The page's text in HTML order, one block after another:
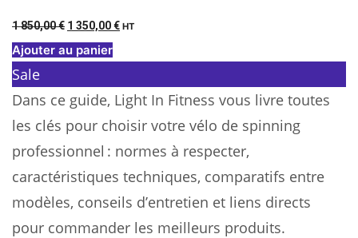
1 850,00€ Le
prix
initial
était :
1
850,00 €.
1 350,00€Le
actuel
est :
1
350,00 €.
HT
Ajouter au panier
SaleProduct
on
sale
Dans ce guide, Light In Fitness vous livre toutes
les clés pour choisir votre vélo de spinning
professionnel : normes à respecter,
caractéristiques techniques, comparatifs entre
modèles, conseils d’entretien et liens directs
pour commander les meilleurs produits.